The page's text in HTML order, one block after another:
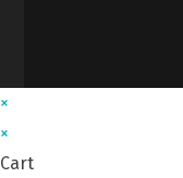
×
×
Cart